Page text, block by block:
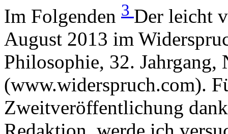
Im Folgenden 3 Der leicht
August 2013 im
Philosophie, 32. Jahrgang,
(www.widerspruch.com).
Zweitveröffentlichung